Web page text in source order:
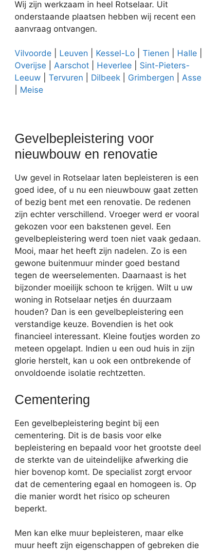
Wij zijn werkzaam in heel Rotselaar. Uit
onderstaande plaatsen hebben wij recent een
aanvraag ontvangen.
Vilvoorde Leuven Kessel-Lo Tienen Halle
Overijse
Aarschot Heverlee
Sint-Pieters-
Leeuw
Tervuren Dilbeek Grimbergen
Asse
Meise
Gevelbepleistering voor
nieuwbouw en renovatie
Uw gevel in Rotselaar laten bepleisteren is een
goed idee, of u nu een nieuwbouw gaat zetten
of bezig bent met een renovatie. De redenen
zijn echter verschillend. Vroeger werd er vooral
gekozen voor een bakstenen gevel. Een
gevelbepleistering werd toen niet vaak gedaan.
Mooi, maar het heeft zijn nadelen. Zo is een
gewone buitenmuur minder goed bestand
tegen de weerselementen. Daarnaast is het
bijzonder moeilijk schoon te krijgen. Wilt u uw
woning in Rotselaar netjes én duurzaam
houden? Dan is een gevelbepleistering een
verstandige keuze. Bovendien is het ook
financieel interessant. Kleine foutjes worden zo
meteen opgelapt. Indien u een oud huis in zijn
glorie herstelt, kan u ook een ontbrekende of
onvoldoende isolatie rechtzetten.
Cementering
Een gevelbepleistering begint bij een
cementering. Dit is de basis voor elke
bepleistering en bepaald voor het grootste deel
de sterkte van de uiteindelijke afwerking die
hier bovenop komt. De specialist zorgt ervoor
dat de cementering egaal en homogeen is. Op
die manier wordt het risico op scheuren
beperkt.
Men kan elke muur bepleisteren, maar elke
muur heeft zijn eigenschappen of gebreken die